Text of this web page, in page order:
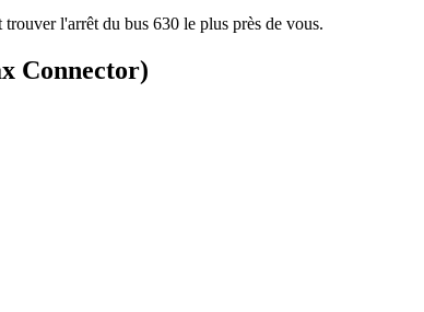
l'arrêt du bus 630 le plus près de vous.
Connector)